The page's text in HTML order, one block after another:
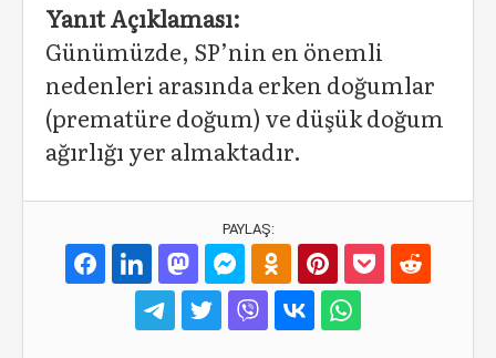
Yanıt Açıklaması:
Günümüzde, SP’nin en önemli
nedenleri arasında erken doğumlar
(prematüre doğum) ve düşük doğum
ağırlığı yer almaktadır.
PAYLAŞ: